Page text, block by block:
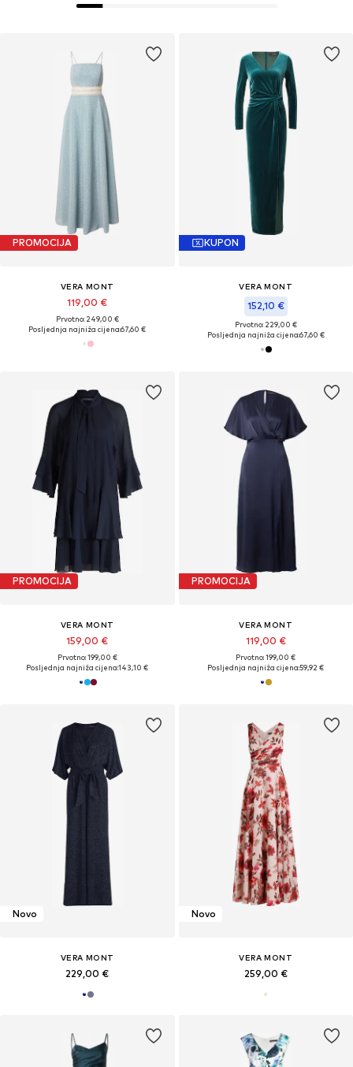
PROMOCIJA
VERA MONT
119,00 €
Prvotno: 249,00 €
Posljednja najniža cijena:67,60 €
KUPON
VERA MONT
152,10 €
Prvotno: 229,00 €
Posljednja najniža cijena:67,60 €
PROMOCIJA
VERA MONT
159,00 €
Prvotno: 199,00 €
Posljednja najniža cijena:143,10 €
PROMOCIJA
VERA MONT
119,00 €
Prvotno: 199,00 €
Posljednja najniža cijena:59,92 €
Novo
VERA MONT
229,00 €
Novo
VERA MONT
259,00 €